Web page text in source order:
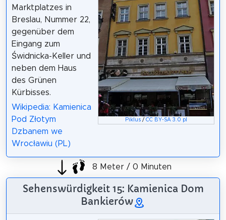
Piklus /CC BY-SA 3.0 pl
Marktplatzes in
Breslau, Nummer 22,
gegenüber dem
Eingang zum
Świdnicka-Keller und
neben dem Haus
des Grünen
Kürbisses.
Wikipedia: Kamienica
Pod Złotym
Dzbanem we
Wrocławiu (PL)
8 Meter / 0 Minuten
Sehenswürdigkeit 15: Kamienica Dom
Bankierów